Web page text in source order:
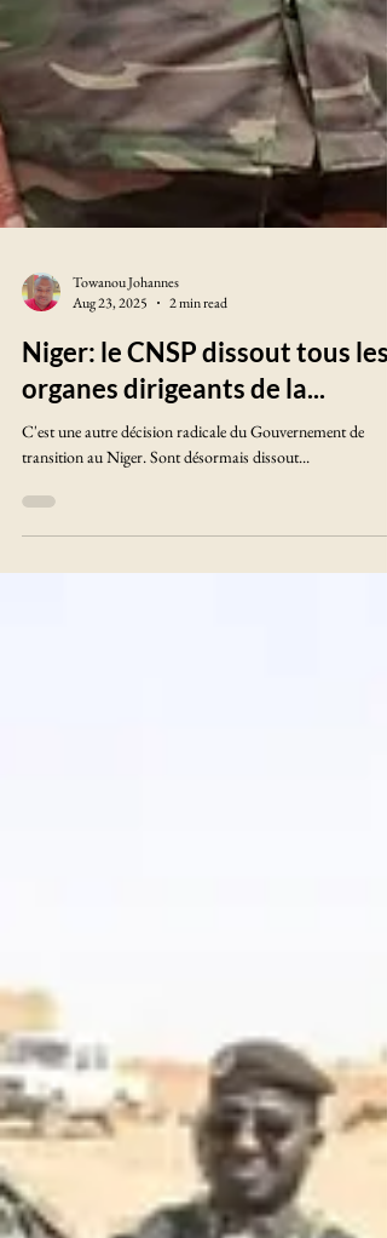
Towanou Johannes
Aug 23, 2025
2 min read
Niger: le CNSP dissout tous les
organes dirigeants de la...
C'est une autre décision radicale du Gouvernement de